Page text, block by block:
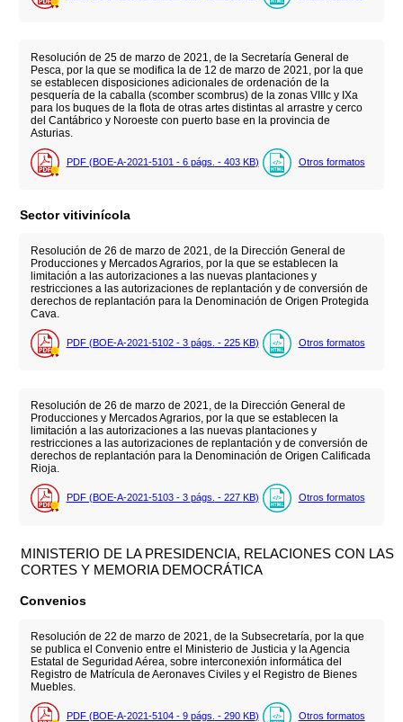
Resolución de 25 de marzo de 2021, de la Secretaría General de
Pesca, por la que se modifica la de 12 de marzo de 2021, por la que
se establecen disposiciones adicionales de ordenación de la
pesquería de la caballa (scomber scombrus) de la zonas VIIIc y IXa
para los buques de la flota de otras artes distintas al arrastre y cerco
del Cantábrico y Noroeste con puerto base en la provincia de
Asturias.
PDF (BOE-A-2021-5101 - 6 págs. - 403 KB) Otros formatos
Sector vitivinícola
Resolución de 26 de marzo de 2021, de la Dirección General de
Producciones y Mercados Agrarios, por la que se establecen la
limitación a las autorizaciones a las nuevas plantaciones y
restricciones a las autorizaciones de replantación y de conversión de
derechos de replantación para la Denominación de Origen Protegida
Cava.
PDF (BOE-A-2021-5102 - 3 págs. - 225 KB) Otros formatos
Resolución de 26 de marzo de 2021, de la Dirección General de
Producciones y Mercados Agrarios, por la que se establecen la
limitación a las autorizaciones a las nuevas plantaciones y
restricciones a las autorizaciones de replantación y de conversión de
derechos de replantación para la Denominación de Origen Calificada
Rioja.
PDF (BOE-A-2021-5103 - 3 págs. - 227 KB) Otros formatos
MINISTERIO DE LA PRESIDENCIA, RELACIONES CON LAS
CORTES Y MEMORIA DEMOCRÁTICA
Convenios
Resolución de 22 de marzo de 2021, de la Subsecretaría, por la que
se publica el Convenio entre el Ministerio de Justicia y la Agencia
Estatal de Seguridad Aérea, sobre interconexión informática del
Registro de Matrícula de Aeronaves Civiles y el Registro de Bienes
Muebles.
PDF (BOE-A-2021-5104 - 9 págs. - 290 KB) Otros formatos